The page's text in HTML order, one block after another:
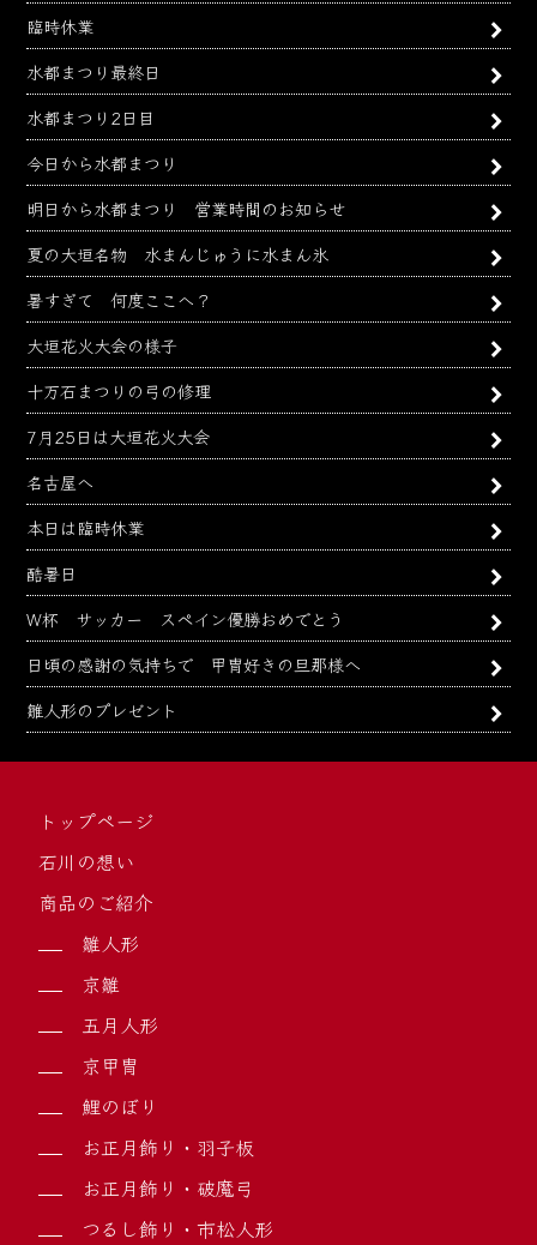
臨時休業
水都まつり最終日
水都まつり2日目
今日から水都まつり
明日から水都まつり 営業時間のお知らせ
夏の大垣名物 水まんじゅうに水まん氷
暑すぎて 何度ここへ？
大垣花火大会の様子
十万石まつりの弓の修理
7月25日は大垣花火大会
名古屋へ
本日は臨時休業
酷暑日
W杯 サッカー スペイン優勝おめでとう
日頃の感謝の気持ちで 甲冑好きの旦那様へ
雛人形のプレゼント
トップページ
石川の想い
商品のご紹介
雛人形
京雛
五月人形
京甲冑
鯉のぼり
お正月飾り・羽子板
お正月飾り・破魔弓
つるし飾り・市松人形